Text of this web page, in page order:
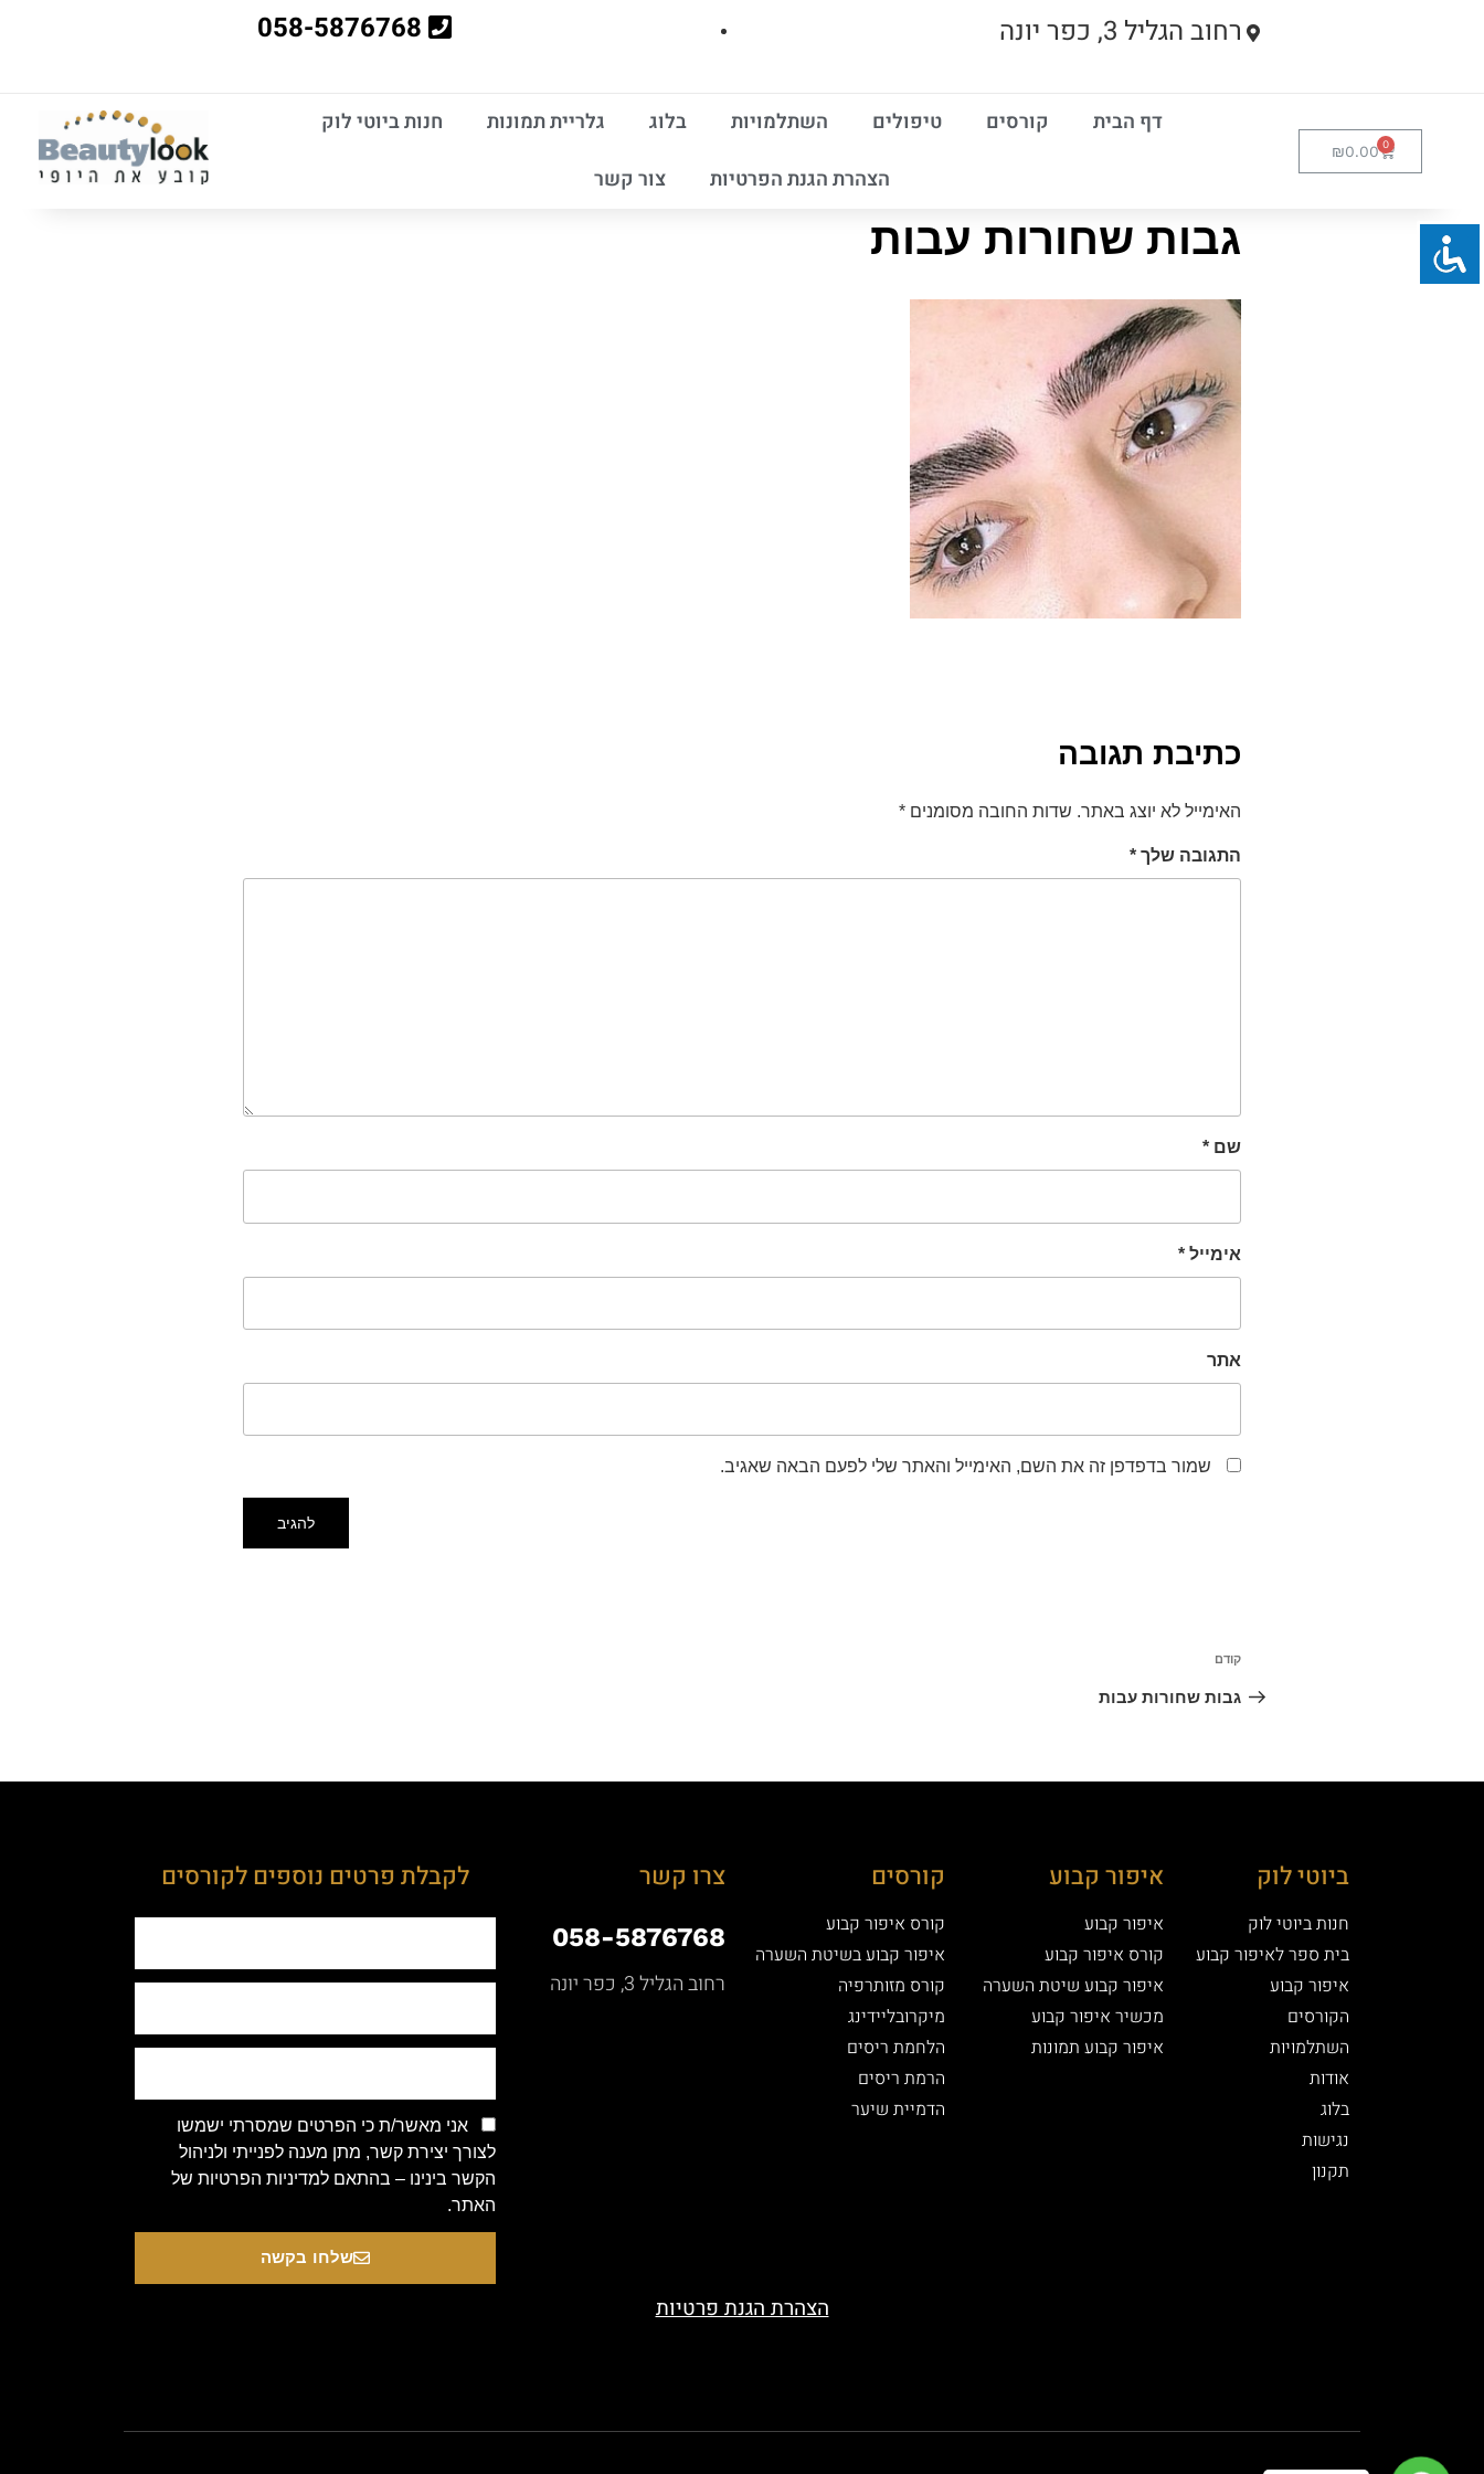
רחוב הגליל 3, כפר יונה 058-5876768
₪0.00
דף הבית קורסים טיפולים השתלמויות בלוג גלריית תמונות
חנות ביוטי לוק
הצהרת הגנת הפרטיות
צור קשר
גבות שחורות עבות
כתיבת תגובה
האימייל לא יוצג באתר. שדות החובה מסומנים *
התגובה שלך *
שם *
אימייל *
אתר
שמור בדפדפן זה את השם, האימייל והאתר שלי לפעם הבאה שאגיב.
קודם
גבות שחורות עבות
ביוטי לוק
חנות ביוטי לוק
בית ספר לאיפור קבוע
איפור קבוע
הקורסים
השתלמויות
אודות
בלוג
נגישות
תקנון
איפור קבוע
איפור קבוע
קורס איפור קבוע
איפור קבוע שיטת השערה
מכשיר איפור קבוע
איפור קבוע תמונות
קורסים
קורס איפור קבוע
איפור קבוע בשיטת השערה
קורס מזותרפיה
מיקרובליידינג
הלחמת ריסים
הרמת ריסים
הדמיית שיער
צרו קשר
058-5876768
רחוב הגליל 3, כפר יונה
לקבלת פרטים נוספים לקורסים
אני מאשר/ת כי הפרטים שמסרתי ישמשו
לצורך יצירת קשר, מתן מענה לפנייתי ולניהול
הקשר בינינו – בהתאם למדיניות הפרטיות של
האתר.
שלחו בקשה
הצהרת הגנת פרטיות